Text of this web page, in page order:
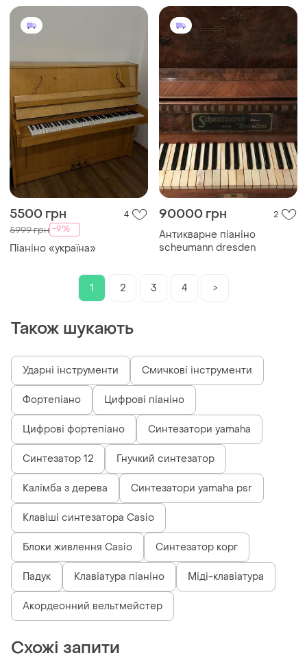
5500 грн 4
5999 грн -9%
Піаніно «україна»
90000 грн 2
Антикварне піаніно
scheumann dresden
1 2 3 4 >
Також шукають
Ударні інструменти Смичкові інструменти
Фортепіано Цифрові піаніно
Цифрові фортепіано Синтезатори yamaha
Синтезатор 12 Гнучкий синтезатор
Калімба з дерева Синтезатори yamaha psr
Клавіші синтезатора Casio
Блоки живлення Casio Синтезатор корг
Падук Клавіатура піаніно Міді-клавіатура
Акордеонний вельтмейстер
Схожі запити